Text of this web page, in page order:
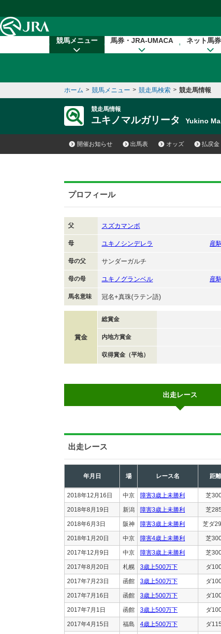
競馬メニュー 馬券・JRA-UMACA ネット馬
ホーム > 競馬メニュー > 競走馬検索 > 競走馬情報
競走馬情報
ユキノマルガリータ Yukino
開催お知らせ 出馬表 オッズ 払戻金
プロフィール
父 スズカマンボ
母 ユキノシンデレラ 産
母の父 サンダーガルチ
母の母 ユキノグランベル 産
馬名意味 冠名+真珠(ラテン語)
賞金
総賞金
内地方賞金
収得賞金（平地）
出走レース
出走レース
年月日 場 レース名 距離
2018年12月16日 中京 障害3歳上未勝利 芝
2018年8月19日 新潟 障害3歳上未勝利 芝
2018年6月3日 阪神 障害3歳上未勝利 芝ダ
2018年1月20日 中京 障害4歳上未勝利 芝
2017年12月9日 中京 障害3歳上未勝利 芝
2017年8月20日 札幌 3歳上500万下 ダ
2017年7月23日 函館 3歳上500万下 ダ
2017年7月16日 函館 3歳上500万下 ダ
2017年7月1日 函館 3歳上500万下 ダ
2017年4月15日 福島 4歳上500万下 ダ